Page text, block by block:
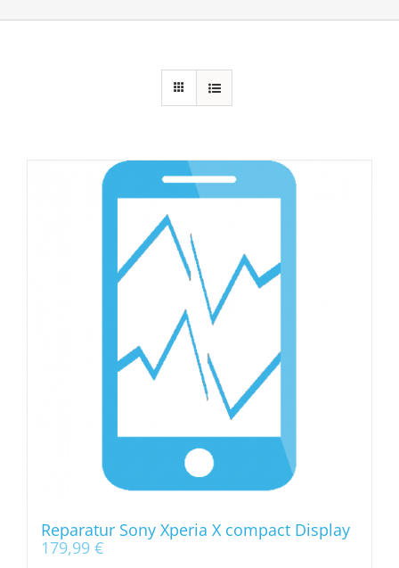
Reparatur Sony Xperia X compact Display
179,99 €